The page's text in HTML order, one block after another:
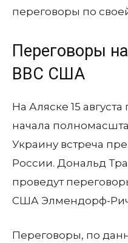
переговоры по
Переговоры
ВВС США
На Аляске 15
начала
Украину встреча
России. Дональд
проведут
США Элмендорф-
Переговоры, по